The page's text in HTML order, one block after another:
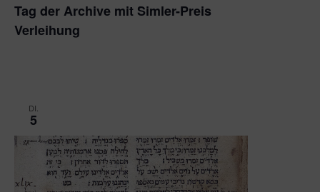
Tag der Archive mit Simler-Preis
Verleihung
DI.
5